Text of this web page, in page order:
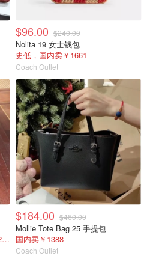
$96.00 $240.00
Nolita 19 女士钱包
史低，国内卖￥1661
Coach Outlet
容量大，贵妇感很重，国内卖￥3211
$184.00 $460.00
Mollie Tote Bag 25 手提包
国内卖￥1388
Coach Outlet